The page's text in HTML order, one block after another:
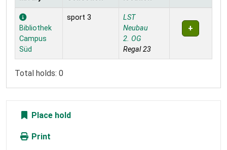
Holdings
Bibliothek
Campus
Süd
sport 3
LST
Neubau
2. OG
Regal 23
Total holds: 0
Place hold
Print